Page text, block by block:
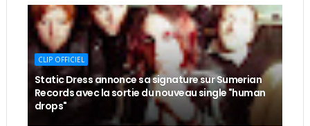
CLIP OFFICIEL
Static Dress annonce sa signature sur Sumerian
Records avec la sortie du nouveau single "human
drops"